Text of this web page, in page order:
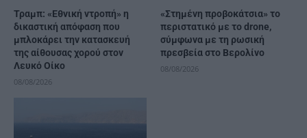
Τραμπ: «Εθνική ντροπή» η
δικαστική απόφαση που
μπλοκάρει την κατασκευή
της αίθουσας χορού στον
Λευκό Οίκο
08/08/2026
«Στημένη προβοκάτσια» το
περιστατικό με το drone,
σύμφωνα με τη ρωσική
πρεσβεία στο Βερολίνο
08/08/2026